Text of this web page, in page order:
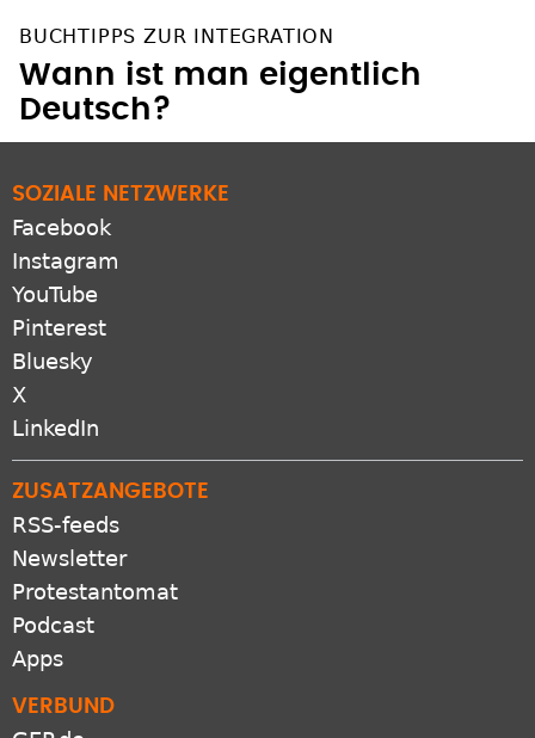
BUCHTIPPS ZUR INTEGRATION
Wann ist man eigentlich
Deutsch?
SOZIALE NETZWERKE
Facebook
Instagram
YouTube
Pinterest
Bluesky
X
LinkedIn
ZUSATZANGEBOTE
RSS-feeds
Newsletter
Protestantomat
Podcast
Apps
VERBUND